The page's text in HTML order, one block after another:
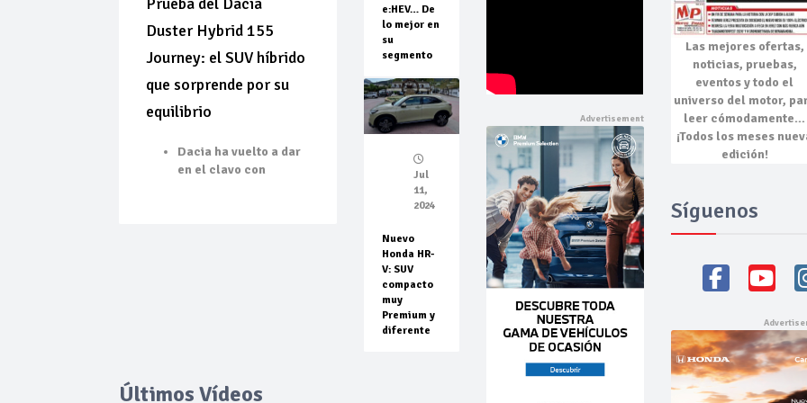
Duster Hybrid 155
Journey: el SUV híbrido
que sorprende por su
equilibrio
Dacia ha vuelto a dar
en el clavo con
e:HEV… De
lo mejor en
su
segmento
Jul
11,
2024
Nuevo
Honda HR-
V: SUV
compacto
muy
Premium y
diferente
Últimos Vídeos
Las mejores ofertas,
noticias, pruebas,
eventosy todo el
universo del motor,
leer cómodamente…
¡Todos los meses
edición!
Síguenos